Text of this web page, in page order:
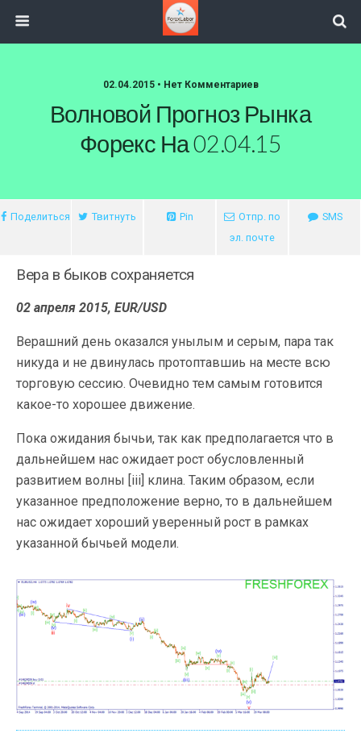
02.04.2015 • Нет Комментариев
Волновой Прогноз Рынка
Форекс На 02.04.15
Поделиться Твитнуть Pin
Отпр. по
эл. почте
SMS
Вера в быков сохраняется
02 апреля 2015, EUR/USD
Верашний день оказался унылым и серым, пара так
никуда и не двинулась протоптавшиь на месте всю
торговую сессию. Очевидно тем самым готовится
какое-то хорошее движение.
Пока ожидания бычьи, так как предполагается что в
дальнейшем нас ожидает рост обусловленный
развитием волны [iii] клина. Таким образом, если
указанное предположение верно, то в дальнейшем
нас ожидает хороший уверенный рост в рамках
указанной бычьей модели.